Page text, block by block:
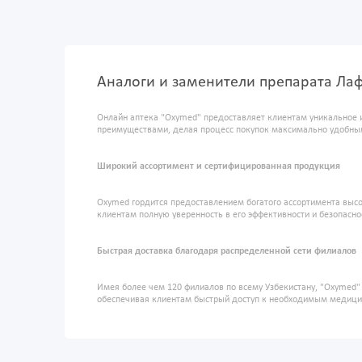
Аналоги и заменители препарата
Онлайн аптека "Oxymed" предоставляет клиентам
преимуществами, делая процесс покупок максимально
Широкий ассортимент и сертифицированная продукция
Oxymed гордится предоставлением богатого ассортимента
клиентам полную уверенность в его эффективности и
Быстрая доставка благодаря распределенной сети филиалов
Имея более чем 120 филиалов по всему Узбекистану,
обеспечивая клиентам быстрый доступ к необходимым